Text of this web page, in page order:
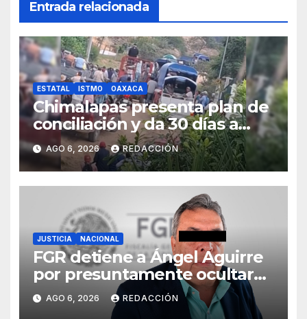
Entrada relacionada
ESTATAL ISTMO OAXACA
Chimalapas presenta plan de
conciliación y da 30 días a
ejidos chiapanecos para
definir situación territorial
AGO 6, 2026 REDACCIÓN
JUSTICIA NACIONAL
FGR detiene a Ángel Aguirre
por presuntamente ocultar
evidencias del caso
Ayotzinapa
AGO 6, 2026 REDACCIÓN